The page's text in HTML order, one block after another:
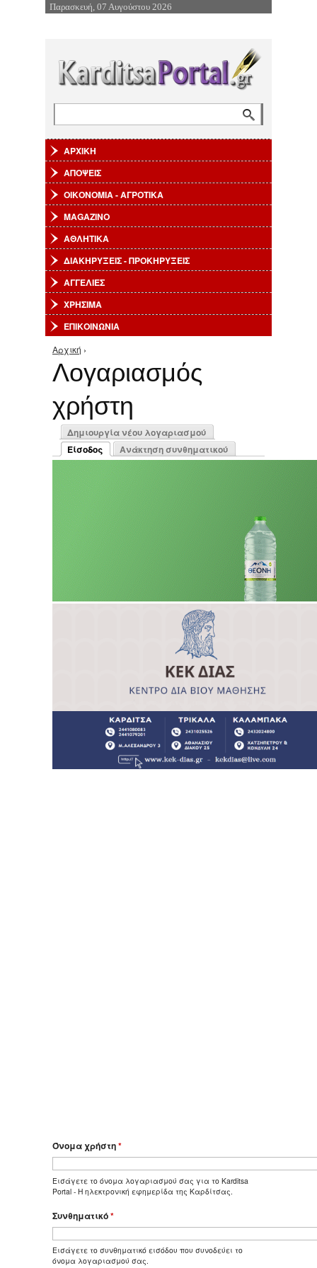
Επιστροφή στην Πλοήγηση
Παρασκευή, 07 Αυγούστου 2026
ΑΡΧΙΚΗ
ΑΠΟΨΕΙΣ
ΟΙΚΟΝΟΜΙΑ - ΑΓΡΟΤΙΚΑ
MAGAZINO
ΑΘΛΗΤΙΚΑ
ΔΙΑΚΗΡΥΞΕΙΣ - ΠΡΟΚΗΡΥΞΕΙΣ
ΑΓΓΕΛΙΕΣ
ΧΡΗΣΙΜΑ
ΕΠΙΚΟΙΝΩΝΙΑ
Είστε εδώ
Αρχική ›
Λογαριασμός
χρήστη
Πρωτεύουσες καρτέλες
Δημιουργία νέου λογαριασμού
Είσοδος
(ενεργή καρτέλα)
Ανάκτηση συνθηματικού
Όνομα χρήστη*
Εισάγετε το όνομα λογαριασμού σας για το Karditsa
Portal - Η ηλεκτρονική εφημερίδα της Καρδίτσας.
Συνθηματικό*
Εισάγετε το συνθηματικό εισόδου που συνοδεύει το
όνομα λογαριασμού σας.